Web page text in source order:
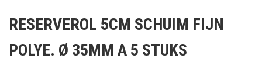
het
van
RESERVEROL 5CM SCHUIM FIJN
POLYE. Ø 35MM A 5 STUKS